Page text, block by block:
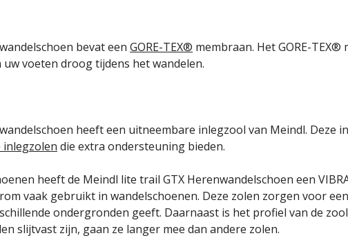
bevat een GORE-TEX® membraan. Het GORE-
voeten droog tijdens het wandelen.
heeft een uitneembare inlegzool van Meindl.
inlegzolen die extra ondersteuning bieden.
heeft de Meindl lite trail GTX Herenwandelschoen een
vaak gebruikt in wandelschoenen. Deze zolen zorgen voor
ondergronden geeft. Daarnaast is het profiel van de
slijtvast zijn, gaan ze langer mee dan andere zolen.